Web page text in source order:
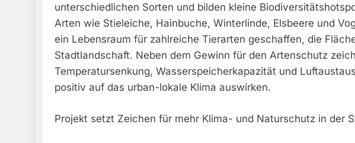
unterschiedlichen Sorten und bilden kleine
Arten wie Stieleiche, Hainbuche, Winterlinde, Elsbeere und
ein Lebensraum für zahlreiche Tierarten geschaffen, die
Stadtlandschaft. Neben dem Gewinn für den Artenschutz
Temperatursenkung, Wasserspeicherkapazität und
positiv auf das urban-lokale Klima auswirken.
Projekt setzt Zeichen für mehr Klima- und Naturschutz in der